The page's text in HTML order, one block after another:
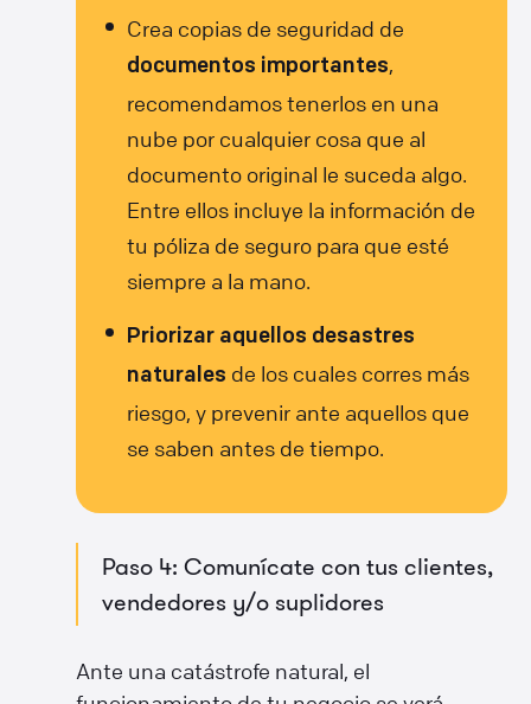
Crea copias de seguridad de
documentos importantes,
recomendamos tenerlos en una
nube por cualquier cosa que al
documento original le suceda algo.
Entre ellos incluye la información de
tu póliza de seguro para que esté
siempre a la mano.
Priorizar aquellos desastres
naturales de los cuales corres más
riesgo, y prevenir ante aquellos que
se saben antes de tiempo.
Paso 4: Comunícate con tus clientes,
vendedores y/o suplidores
Ante una catástrofe natural, el